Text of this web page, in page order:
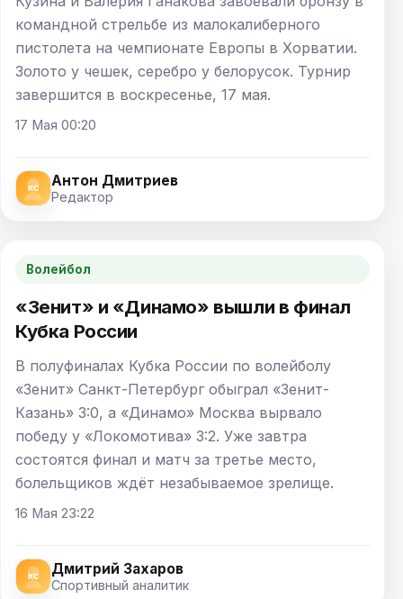
командной стрельбе из малокалиберного
пистолета на чемпионате Европы в Хорватии.
Золото у чешек, серебро у белорусок. Турнир
завершится в воскресенье, 17 мая.
17 Мая 00:20
Антон Дмитриев
Редактор
Волейбол
«Зенит» и «Динамо» вышли в финал
Кубка России
В полуфиналах Кубка России по волейболу
«Зенит» Санкт-Петербург обыграл «Зенит-
Казань» 3:0, а «Динамо» Москва вырвало
победу у «Локомотива» 3:2. Уже завтра
состоятся финал и матч за третье место,
болельщиков ждёт незабываемое зрелище.
16 Мая 23:22
Дмитрий Захаров
Спортивный аналитик